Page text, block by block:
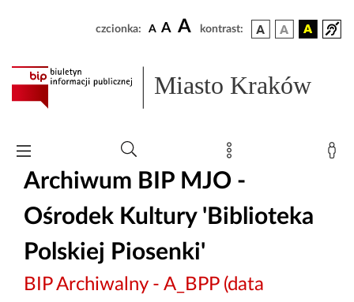
czcionka: A A A kontrast:
Miasto Kraków
Archiwum BIP MJO -
Ośrodek Kultury 'Biblioteka
Polskiej Piosenki'
BIP Archiwalny - A_BPP (data